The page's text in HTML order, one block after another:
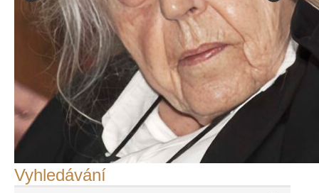
František Skála - film Veřejný prostor
Adriena Šimotová
Richard Štipl v Benátkách
Langweiluv model v Praze
Japanolog Petr Geisler, foto: Petr Šálek
©Frank Kortan,Yellow Shark, portrét Franka Zappy
Nové Svatovítské varhany
Vyhledávání